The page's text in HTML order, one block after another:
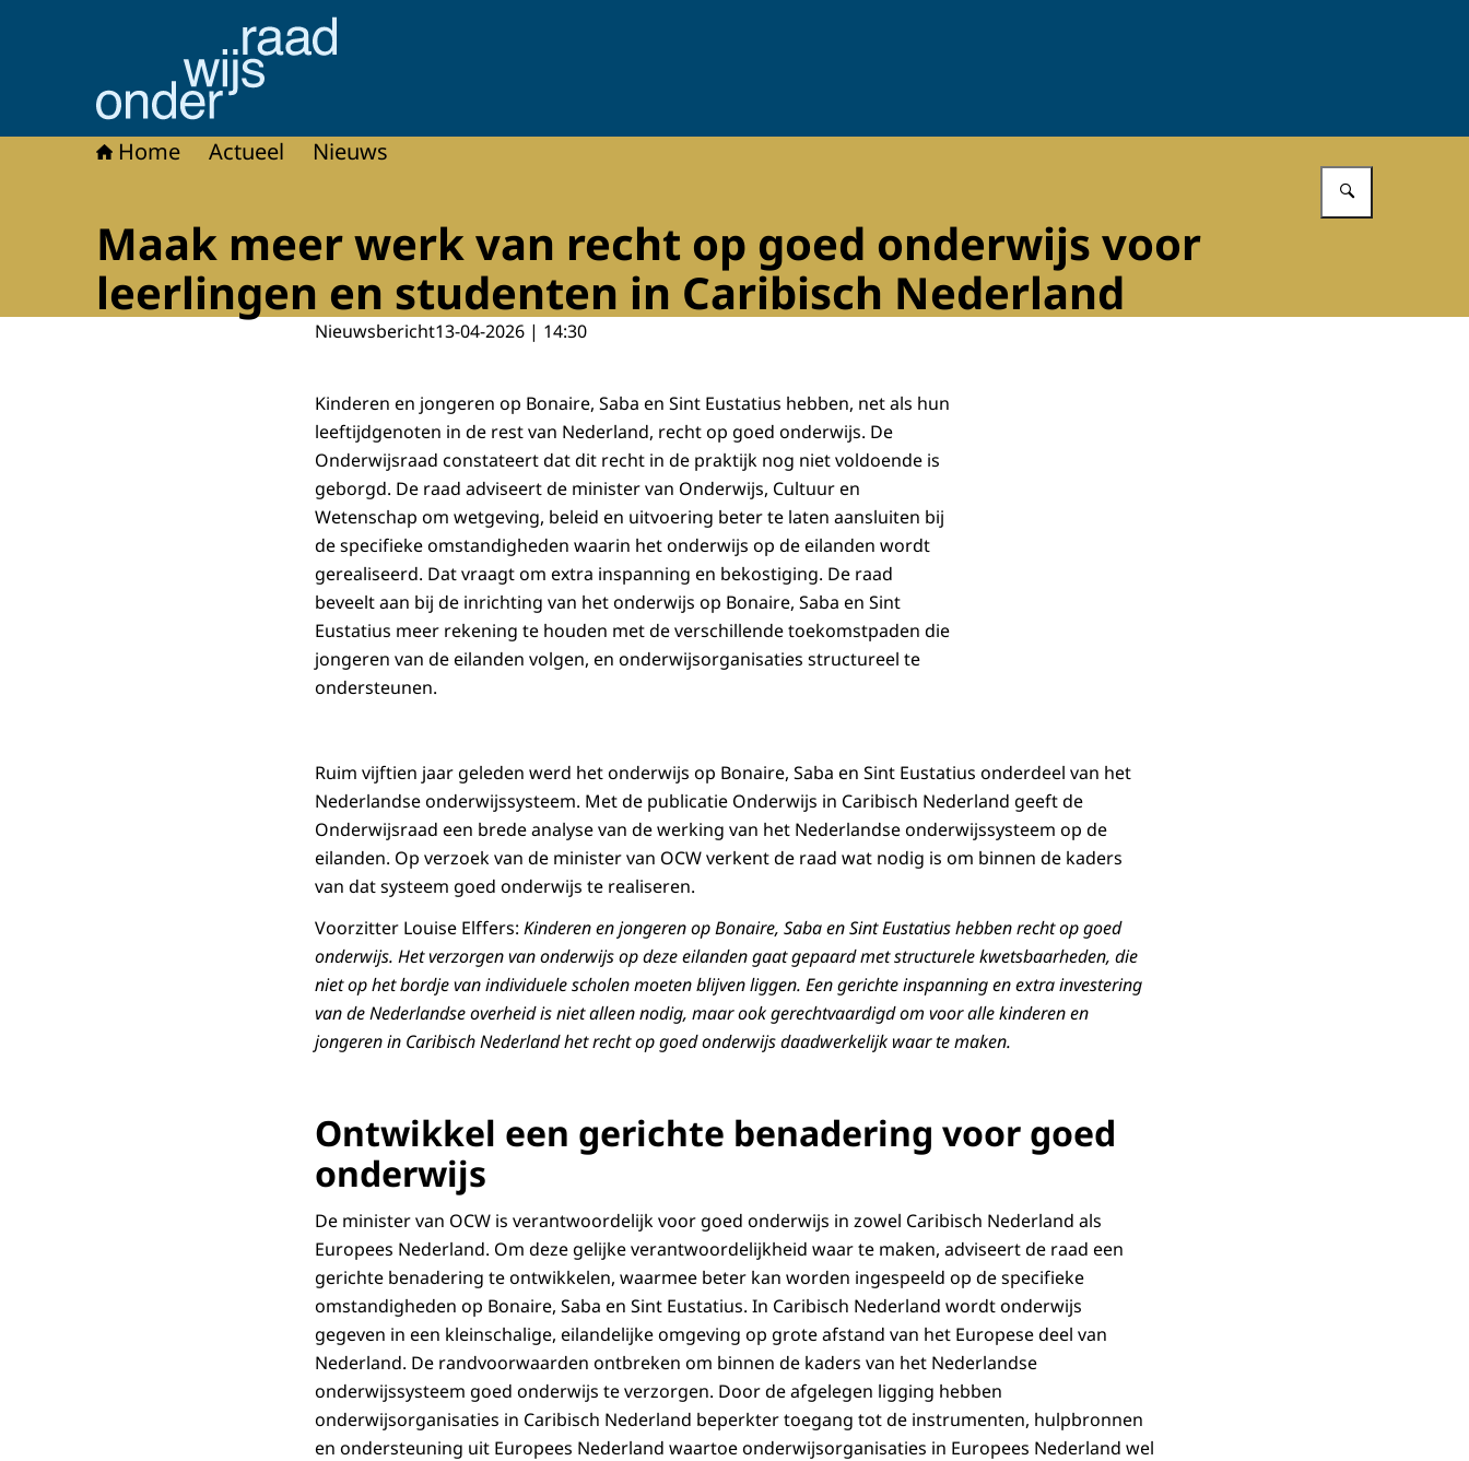
Naar de homepage van Onderwijsraad
Home Actueel Nieuws
Maak meer werk van recht op goed onderwijs voor
leerlingen en studenten in Caribisch Nederland
Nieuwsbericht13-04-2026 | 14:30
Kinderen en jongeren op Bonaire, Saba en Sint Eustatius hebben, net als hun
leeftijdgenoten in de rest van Nederland, recht op goed onderwijs. De
Onderwijsraad constateert dat dit recht in de praktijk nog niet voldoende is
geborgd. De raad adviseert de minister van Onderwijs, Cultuur en
Wetenschap om wetgeving, beleid en uitvoering beter te laten aansluiten bij
de specifieke omstandigheden waarin het onderwijs op de eilanden wordt
gerealiseerd. Dat vraagt om extra inspanning en bekostiging. De raad
beveelt aan bij de inrichting van het onderwijs op Bonaire, Saba en Sint
Eustatius meer rekening te houden met de verschillende toekomstpaden die
jongeren van de eilanden volgen, en onderwijsorganisaties structureel te
ondersteunen.
Ruim vijftien jaar geleden werd het onderwijs op Bonaire, Saba en Sint Eustatius onderdeel van het
Nederlandse onderwijssysteem. Met de publicatie Onderwijs in Caribisch Nederland geeft de
Onderwijsraad een brede analyse van de werking van het Nederlandse onderwijssysteem op de
eilanden. Op verzoek van de minister van OCW verkent de raad wat nodig is om binnen de kaders
van dat systeem goed onderwijs te realiseren.
Voorzitter Louise Elffers: Kinderen en jongeren op Bonaire, Saba en Sint Eustatius hebben recht op goed
onderwijs. Het verzorgen van onderwijs op deze eilanden gaat gepaard met structurele kwetsbaarheden, die
niet op het bordje van individuele scholen moeten blijven liggen. Een gerichte inspanning en extra investering
van de Nederlandse overheid is niet alleen nodig, maar ook gerechtvaardigd om voor alle kinderen en
jongeren in Caribisch Nederland het recht op goed onderwijs daadwerkelijk waar te maken.
Ontwikkel een gerichte benadering voor goed
onderwijs
De minister van OCW is verantwoordelijk voor goed onderwijs in zowel Caribisch Nederland als
Europees Nederland. Om deze gelijke verantwoordelijkheid waar te maken, adviseert de raad een
gerichte benadering te ontwikkelen, waarmee beter kan worden ingespeeld op de specifieke
omstandigheden op Bonaire, Saba en Sint Eustatius. In Caribisch Nederland wordt onderwijs
gegeven in een kleinschalige, eilandelijke omgeving op grote afstand van het Europese deel van
Nederland. De randvoorwaarden ontbreken om binnen de kaders van het Nederlandse
onderwijssysteem goed onderwijs te verzorgen. Door de afgelegen ligging hebben
onderwijsorganisaties in Caribisch Nederland beperkter toegang tot de instrumenten, hulpbronnen
en ondersteuning uit Europees Nederland waartoe onderwijsorganisaties in Europees Nederland wel